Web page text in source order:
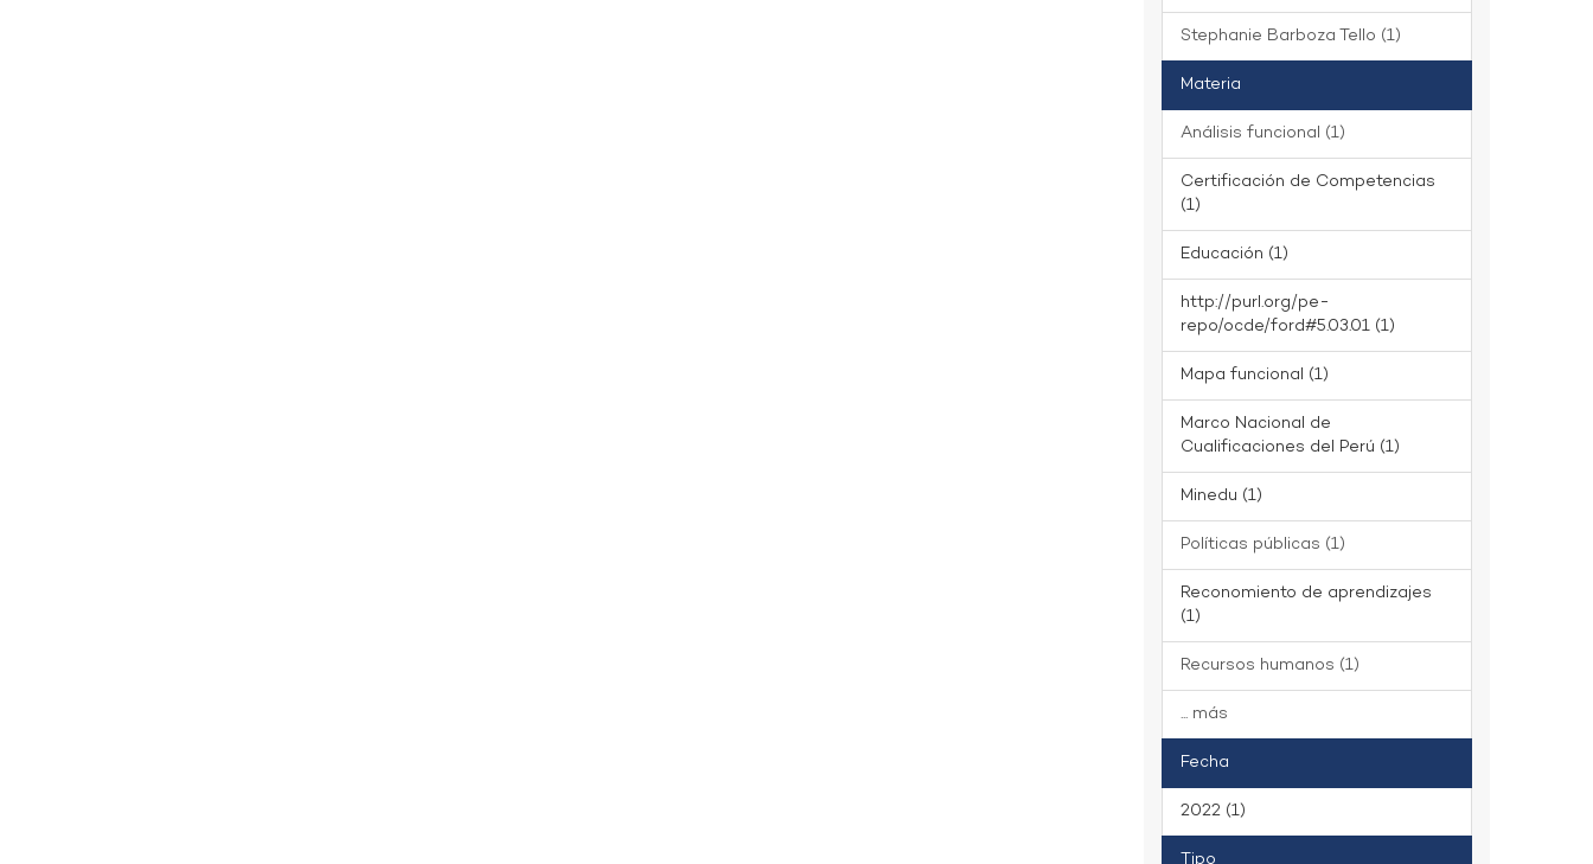
Stephanie Barboza Tello (1)
Materia
Análisis funcional (1)
Certificación de Competencias
(1)
Educación (1)
http://purl.org/pe-
repo/ocde/ford#5.03.01 (1)
Mapa funcional (1)
Marco Nacional de
Cualificaciones del Perú (1)
Minedu (1)
Políticas públicas (1)
Reconomiento de aprendizajes
(1)
Recursos humanos (1)
... más
Fecha
2022 (1)